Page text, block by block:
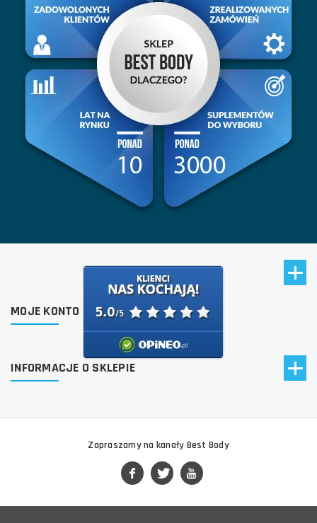
MOJE KONTO
INFORMACJE O SKLEPIE
Zapraszamy na kanały Best Body